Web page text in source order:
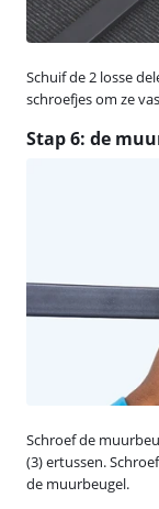
Schuif de 2 losse
schroefjes om ze
Stap 6: de
Schroef de
(3) ertussen.
de muurbeugel.